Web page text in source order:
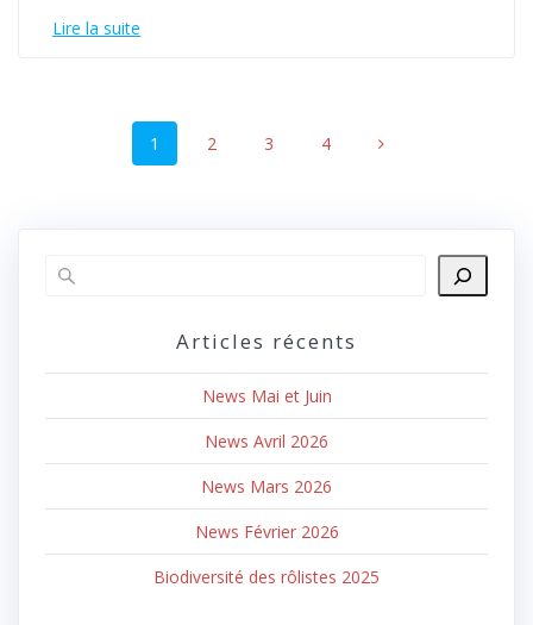
Lire la suite
Navigation
des
Page
1 Page
2 Page
3 Page
4
Articles récents
News Mai et Juin
News Avril 2026
News Mars 2026
News Février 2026
Biodiversité des rôlistes 2025